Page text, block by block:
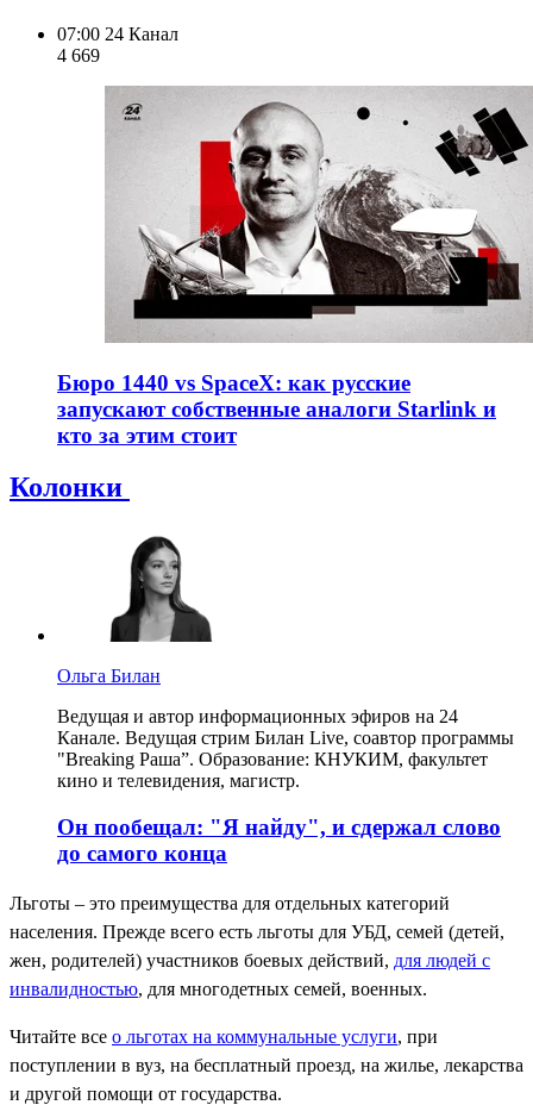
07:00 24 Канал
4 669
Бюро 1440 vs SpaceX: как русские
запускают собственные аналоги Starlink и
кто за этим стоит
Колонки
Ольга Билан
Ведущая и автор информационных эфиров на 24
Канале. Ведущая стрим Билан Live, соавтор программы
"Breaking Раша”. Образование: КНУКИМ, факультет
кино и телевидения, магистр.
Он пообещал: "Я найду", и сдержал слово
до самого конца
Льготы – это преимущества для отдельных категорий
населения. Прежде всего есть льготы для УБД, семей (детей,
жен, родителей) участников боевых действий, для людей с
инвалидностью, для многодетных семей, военных.
Читайте все о льготах на коммунальные услуги, при
поступлении в вуз, на бесплатный проезд, на жилье, лекарства
и другой помощи от государства.